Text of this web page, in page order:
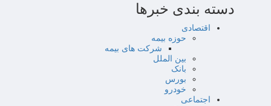
دسته بندی خبرها
اقتصادی
حوزه بیمه
شرکت های بیمه
بین الملل
بانک
بورس
خودرو
اجتماعی